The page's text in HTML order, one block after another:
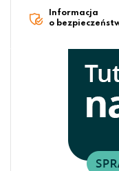
Informacja
o